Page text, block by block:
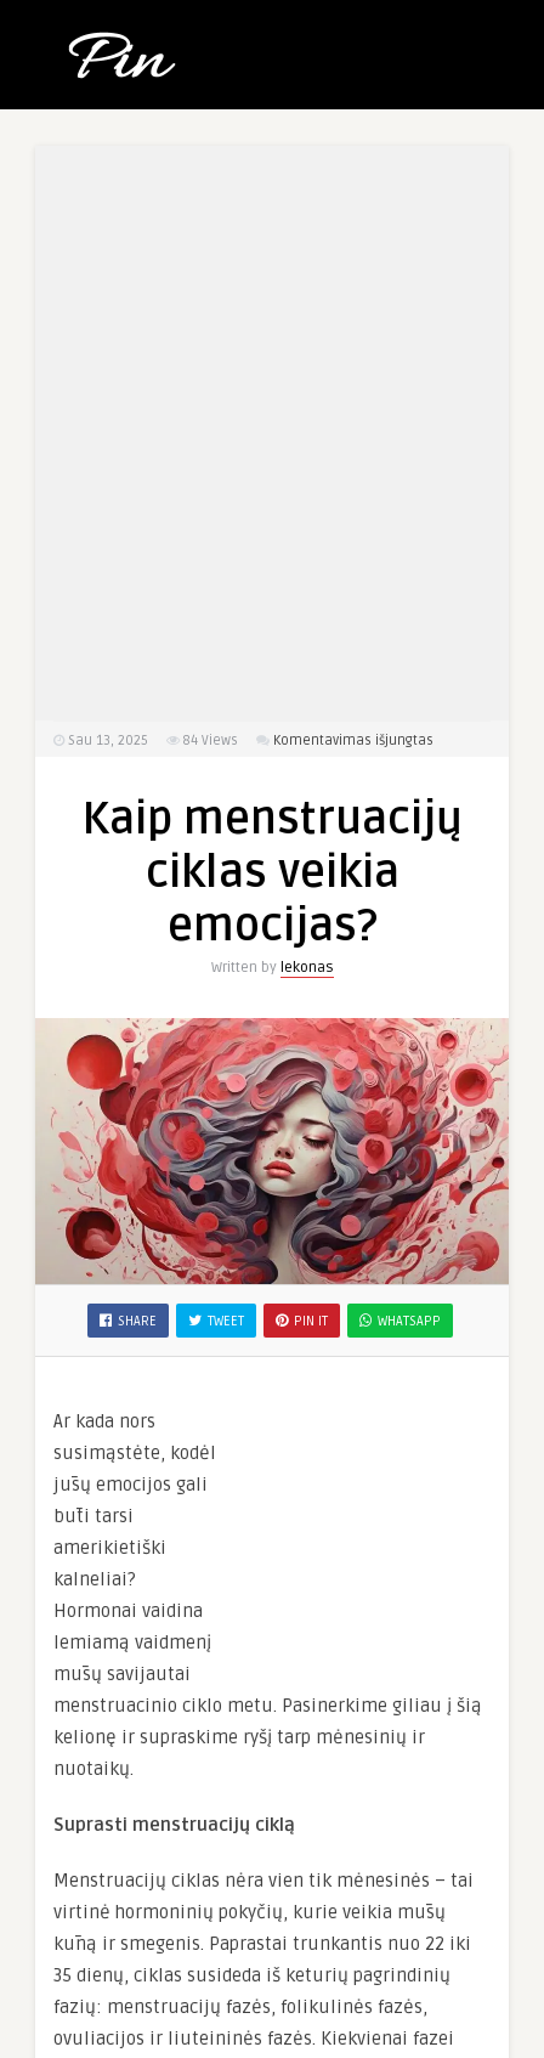
Sau 13, 2025 84 Views Komentavimas išjungtas
veikia
Kaip menstruacijų
ciklas veikia
emocijas?
Written by lekonas
SHARE TWEET PIN IT WHATSAPP
Ar kada nors
susimąstėte, kodėl
jūsų emocijos gali
būti tarsi
amerikietiški
kalneliai?
Hormonai vaidina
lemiamą vaidmenį
mūsų savijautai
menstruacinio ciklo metu. Pasinerkime giliau į šią
kelionę ir supraskime ryšį tarp mėnesinių ir
nuotaikų.
Suprasti menstruacijų ciklą
Menstruacijų ciklas nėra vien tik mėnesinės – tai
virtinė hormoninių pokyčių, kurie veikia mūsų
kūną ir smegenis. Paprastai trunkantis nuo 22 iki
35 dienų, ciklas susideda iš keturių pagrindinių
fazių: menstruacijų fazės, folikulinės fazės,
ovuliacijos ir liuteininės fazės. Kiekvienai fazei